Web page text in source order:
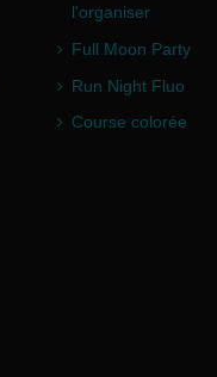
l'organiser
Full Moon Party
Run Night Fluo
Course colorée